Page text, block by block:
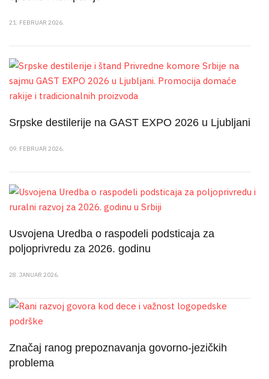
21. FEBRUAR 2026.
Srpske destilerije na GAST EXPO 2026 u Ljubljani
09. FEBRUAR 2026.
Usvojena Uredba o raspodeli podsticaja za
poljoprivredu za 2026. godinu
28. JANUAR 2026.
Značaj ranog prepoznavanja govorno-jezičkih
problema